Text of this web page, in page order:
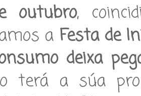
outubro,
a Festa de
deixa
terá a súa